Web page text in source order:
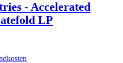
- Accelerated
LP